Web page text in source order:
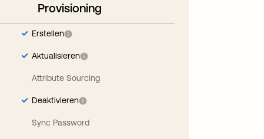
Provisioning
Erstellen
Aktualisieren
Attribute Sourcing
Deaktivieren
Sync Password